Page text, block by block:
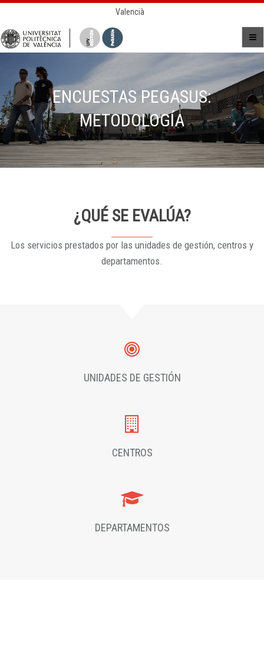
Valencià
ENCUESTAS PEGASUS:
METODOLOGÍA
¿QUÉ SE EVALÚA?
Los servicios prestados por las unidades de gestión, centros y
departamentos.
UNIDADES DE GESTIÓN
CENTROS
DEPARTAMENTOS